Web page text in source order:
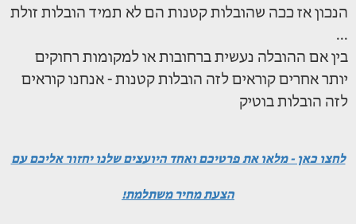
הנכון אז ככה שהובלות קטנות הם לא תמיד הובלות זולת
...
בין אם ההובלה נעשית ברחובות או למקומות רחוקים
יותר אחרים קוראים לזה הובלות קטנות - אנחנו קוראים
לזה הובלות בוטיק
לחצו כאן - מלאו את פרטיכם ואחד היועצים שלנו יחזור אליכם עם
הצעת מחיר משתלמת!